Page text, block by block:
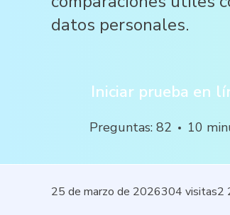
datos personales.
Iniciar prueba en
Preguntas:82 10
25 de marzo de 2026304 visitas2